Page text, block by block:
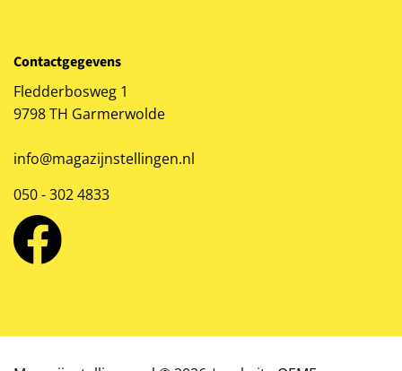
Contactgegevens
Fledderbosweg 1
9798 TH Garmerwolde
info@magazijnstellingen.nl
050 - 302 4833